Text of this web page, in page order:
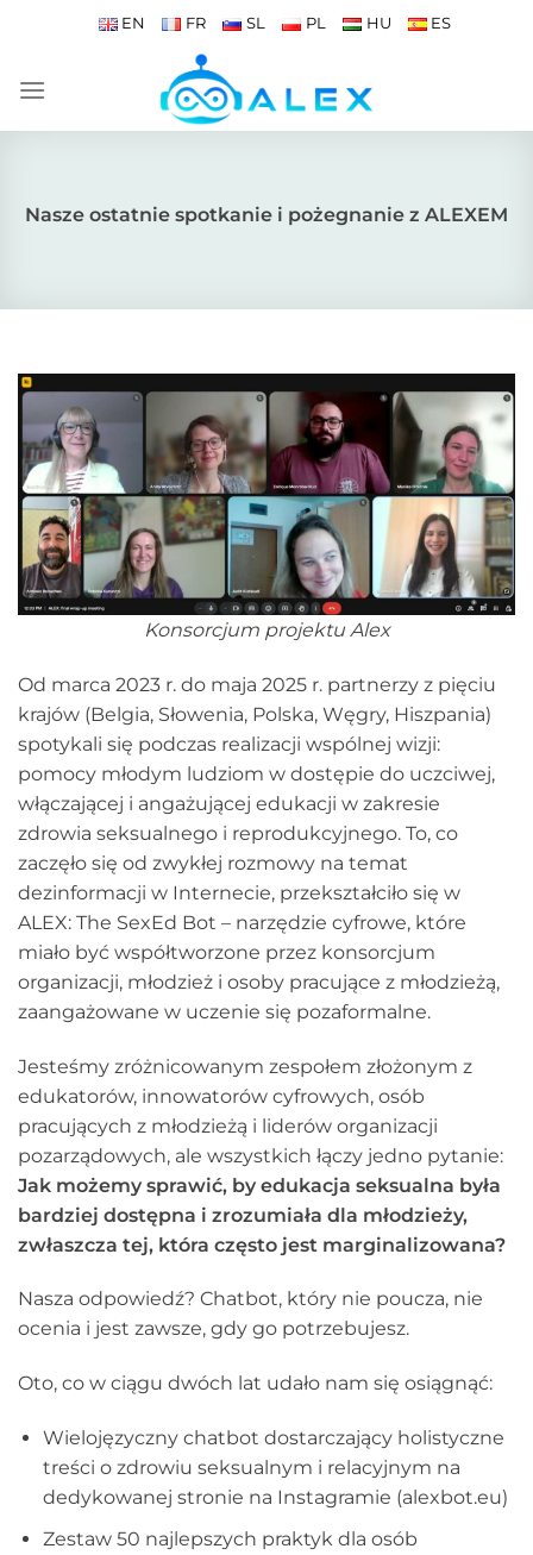
EN FR SL PL HU ES
Nasze ostatnie spotkanie i pożegnanie z ALEXEM
Konsorcjum projektu Alex
Od marca 2023 r. do maja 2025 r. partnerzy z pięciu
krajów (Belgia, Słowenia, Polska, Węgry, Hiszpania)
spotykali się podczas realizacji wspólnej wizji:
pomocy młodym ludziom w dostępie do uczciwej,
włączającej i angażującej edukacji w zakresie
zdrowia seksualnego i reprodukcyjnego. To, co
zaczęło się od zwykłej rozmowy na temat
dezinformacji w Internecie, przekształciło się w
ALEX: The SexEd Bot – narzędzie cyfrowe, które
miało być współtworzone przez konsorcjum
organizacji, młodzież i osoby pracujące z młodzieżą,
zaangażowane w uczenie się pozaformalne.
Jesteśmy zróżnicowanym zespołem złożonym z
edukatorów, innowatorów cyfrowych, osób
pracujących z młodzieżą i liderów organizacji
pozarządowych, ale wszystkich łączy jedno pytanie:
Jak możemy sprawić, by edukacja seksualna była
bardziej dostępna i zrozumiała dla młodzieży,
zwłaszcza tej, która często jest marginalizowana?
Nasza odpowiedź? Chatbot, który nie poucza, nie
ocenia i jest zawsze, gdy go potrzebujesz.
Oto, co w ciągu dwóch lat udało nam się osiągnąć:
Wielojęzyczny chatbot dostarczający holistyczne
treści o zdrowiu seksualnym i relacyjnym na
dedykowanej stronie na Instagramie (alexbot.eu)
Zestaw 50 najlepszych praktyk dla osób